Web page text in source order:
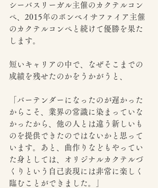
シーバスリーガル主催のカクテルコン
ペ、2015年のボンベイサファイア主催
のカクテルコンペと続けて優勝を果た
します。
短いキャリアの中で、なぜそこまでの
成績を残せたのかをうかがうと、
「バーテンダーになったのが遅かった
からこそ、業界の常識に染まっていな
かったから、他の人とは違う新しいも
のを提供できたのではないかと思って
います。あと、曲作りなどもやってい
た身としては、オリジナルカクテルづ
くりという自己表現には非常に楽しく
臨むことができました。」